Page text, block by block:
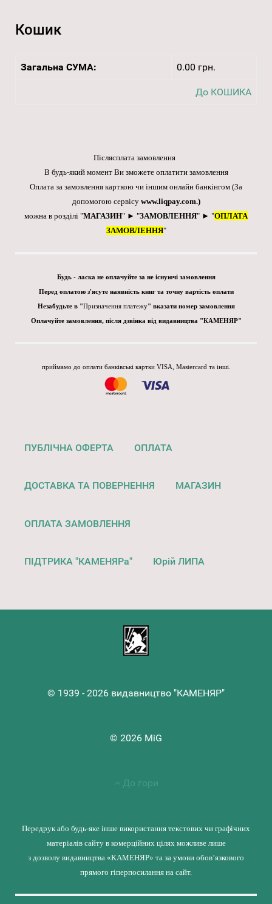
Кошик
Загальна СУМА: 0.00 грн.
До КОШИКА
Післясплата замовлення
В будь-який момент Ви зможете оплатити замовлення
Оплата за замовлення карткою чи іншим онлайн банкінгом (За
допомогою сервісу www.liqpay.com.)
можна в розділі "МАГАЗИН" ► "ЗАМОВЛЕННЯ" ► "ОПЛАТА
ЗАМОВЛЕННЯ"
Будь - ласка не оплачуйте за не існуючі замовлення
Перед оплатою з'ясуте наявність книг та точну вартість оплати
Незабудьте в "Призначення платежу" вказати номер замовлення
Оплачуйте замовлення, після дзвінка від видавництва "КАМЕНЯР"
приймамо до оплати банківські картки VISA, Mastercard та інші.
ПУБЛІЧНА ОФЕРТА ОПЛАТА
ДОСТАВКА ТА ПОВЕРНЕННЯ МАГАЗИН
ОПЛАТА ЗАМОВЛЕННЯ
ПІДТРИКА "КАМЕНЯРа" Юрій ЛИПА
© 1939 - 2026 видавництво "КАМЕНЯР"
© 2026 MiG
До гори
Передрук або будь-яке інше використання текстових чи графічних
матеріалів сайту в комерційних цілях можливе лише
з дозволу видавництва «КАМЕНЯР» та за умови обов’язкового
прямого гіперпосилання на сайт.